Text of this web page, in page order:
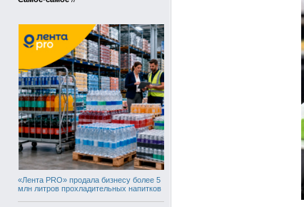
«Лента PRO» продала бизнесу более 5
млн литров прохладительных напитков